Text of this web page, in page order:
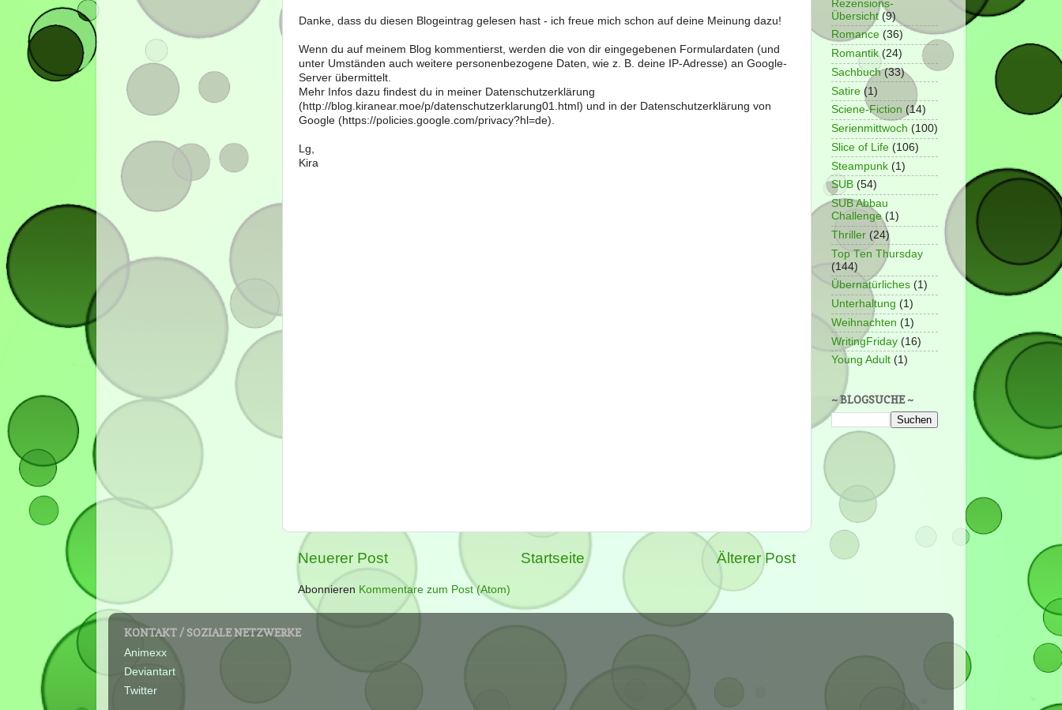
Danke, dass du diesen Blogeintrag gelesen hast - ich freue mich schon auf deine Meinung dazu!
Wenn du auf meinem Blog kommentierst, werden die von dir eingegebenen Formulardaten (und
unter Umständen auch weitere personenbezogene Daten, wie z. B. deine IP-Adresse) an Google-
Server übermittelt.
Mehr Infos dazu findest du in meiner Datenschutzerklärung
(http://blog.kiranear.moe/p/datenschutzerklarung01.html) und in der Datenschutzerklärung von
Google (https://policies.google.com/privacy?hl=de).
Lg,
Kira
Neuerer Post Älterer Post
Startseite
Abonnieren Kommentare zum Post (Atom)
Rezensions-
Übersicht (9)
Romance (36)
Romantik (24)
Sachbuch (33)
Satire (1)
Sciene-Fiction (14)
Serienmittwoch (100)
Slice of Life (106)
Steampunk (1)
SUB (54)
SUB Abbau
Challenge (1)
Thriller (24)
Top Ten Thursday
(144)
Übernatürliches (1)
Unterhaltung (1)
Weihnachten (1)
WritingFriday (16)
Young Adult (1)
~ BLOGSUCHE ~
KONTAKT / SOZIALE NETZWERKE
Animexx
Deviantart
Twitter